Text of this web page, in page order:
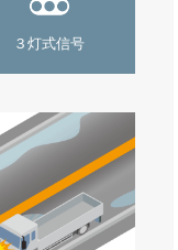
３灯式信号